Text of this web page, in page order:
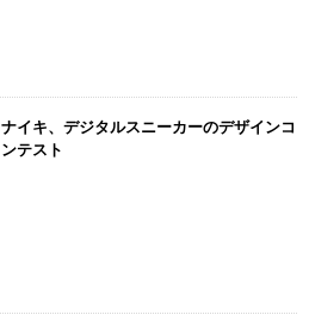
ナイキ、デジタルスニーカーのデザインコ
ンテスト